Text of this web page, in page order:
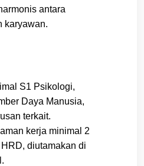
antara
karyawan.
S1 Psikologi,
Daya Manusia,
terkait.
kerja minimal 2
diutamakan di